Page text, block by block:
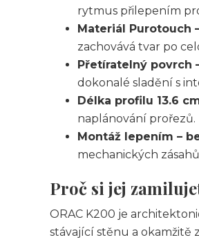
rytmus přilepením
Materiál Purotouch
zachovává tvar po
Přetíratelný povrch
dokonalé sladění s
Délka profilu 13.6
naplánování prořezů.
Montáž lepením –
mechanických
Proč si jej
ORAC K200 je
stávající stěnu a okamžitě